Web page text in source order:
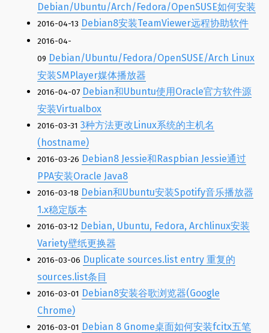
Debian/Ubuntu/Arch/Fedora/OpenSUSE如何安装
2016-04-13 Debian8安装TeamViewer远程协助软件
2016-04-
09 Debian/Ubuntu/Fedora/OpenSUSE/Arch Linux
安装SMPlayer媒体播放器
2016-04-07 Debian和Ubuntu使用Oracle官方软件源
安装Virtualbox
2016-03-31 3种方法更改Linux系统的主机名
(hostname)
2016-03-26 Debian8 Jessie和Raspbian Jessie通过
PPA安装Oracle Java8
2016-03-18 Debian和Ubuntu安装Spotify音乐播放器
1.x稳定版本
2016-03-12 Debian, Ubuntu, Fedora, Archlinux安装
Variety壁纸更换器
2016-03-06 Duplicate sources.list entry 重复的
sources.list条目
2016-03-01 Debian8安装谷歌浏览器(Google
Chrome)
2016-03-01 Debian 8 Gnome桌面如何安装fcitx五笔